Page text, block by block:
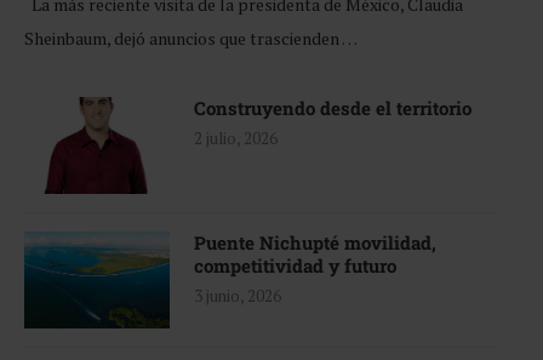
Sheinbaum, dejó anuncios que trascienden …
Construyendo desde el territorio
2 julio, 2026
Puente Nichupté movilidad,
competitividad y futuro
3 junio, 2026